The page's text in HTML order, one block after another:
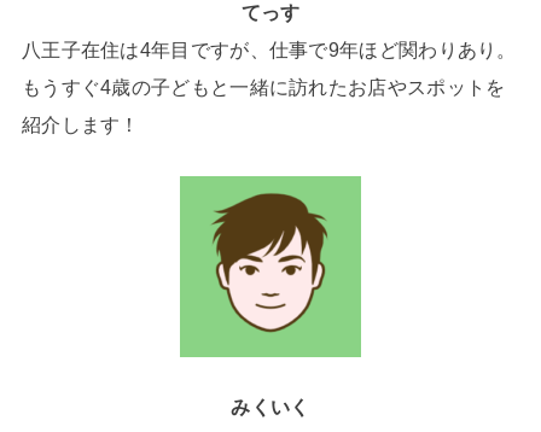
てっす
八王子在住は4年目ですが、仕事で9年ほど関わりあり。
もうすぐ4歳の子どもと一緒に訪れたお店やスポットを
紹介します！
みくいく